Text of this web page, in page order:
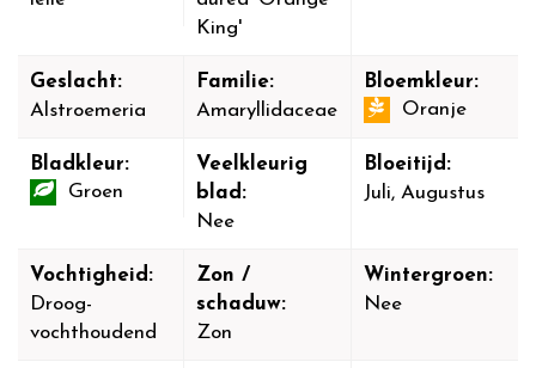
King'
Geslacht:
Alstroemeria
Familie:
Amaryllidaceae
Bloemkleur:
Oranje
Bladkleur:
Groen
Veelkleurig
blad:
Nee
Bloeitijd:
Juli, Augustus
Vochtigheid:
Droog-
vochthoudend
Zon /
schaduw:
Zon
Wintergroen:
Nee